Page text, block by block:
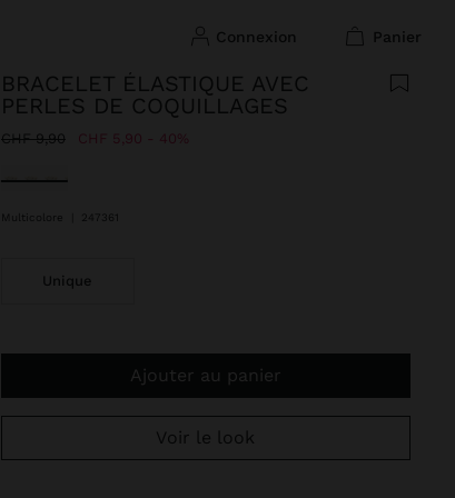
connexion panier
BRACELET ÉLASTIQUE AVEC
PERLES DE COQUILLAGES
Prix réduit de
CHF 9,90à CHF 5,90 40%
sélectionné(s)
Multicolore 247361
Unique
Ajouter au panier
Voir le look